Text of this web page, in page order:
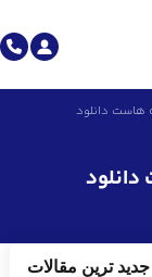
هاست دانلود
جدید ترین مقالات